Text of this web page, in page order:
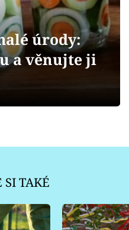
úrody:
a věnujte ji
SI TAKÉ